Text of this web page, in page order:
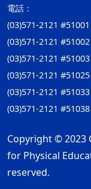
電話：
(03)571-2121
(03)571-2121
(03)571-2121
(03)571-2121
(03)571-2121
(03)571-2121
Copyright © 2023
for Physical
reserved.